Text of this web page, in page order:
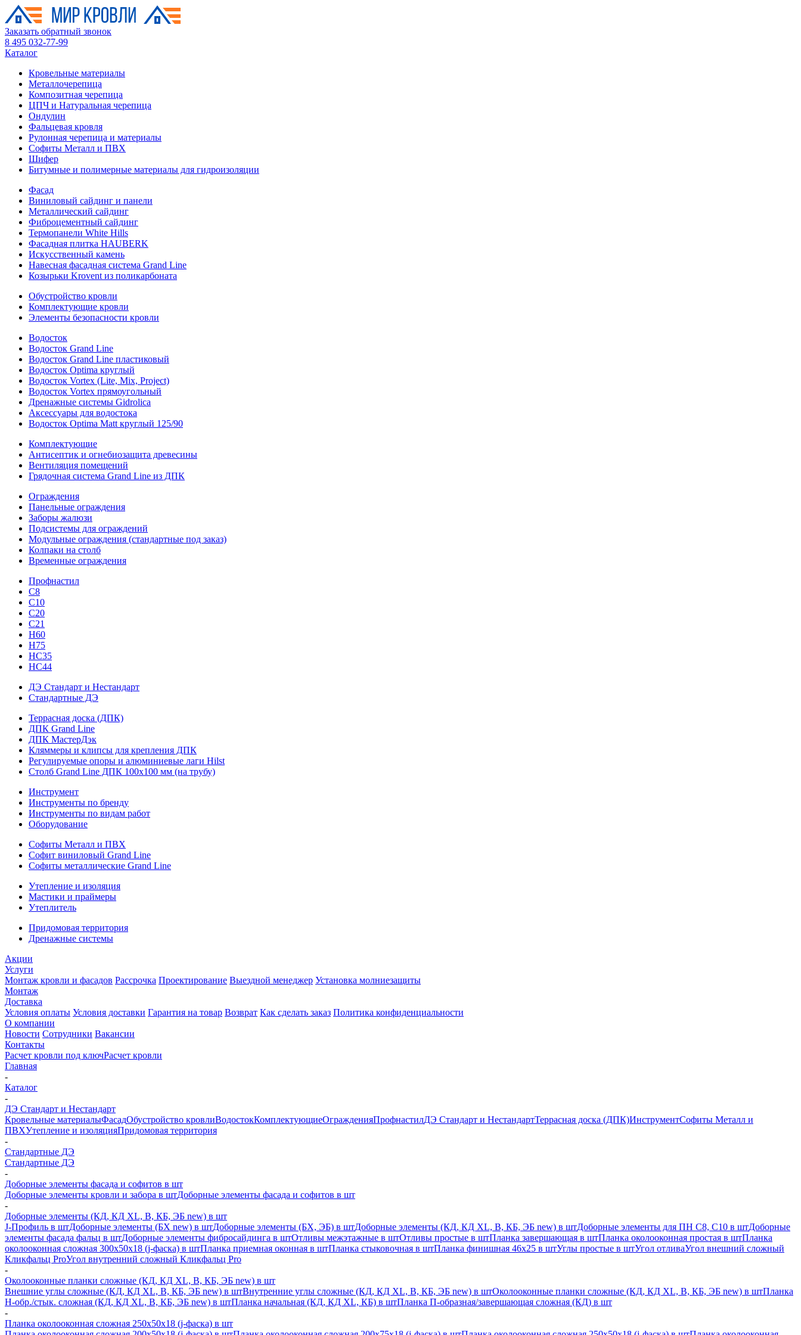
Заказать обратный звонок
8 495 032-77-99
Каталог
Кровельные материалы
Металлочерепица
Композитная черепица
ЦПЧ и Натуральная черепица
Ондулин
Фальцевая кровля
Рулонная черепица и материалы
Софиты Металл и ПВХ
Шифер
Битумные и полимерные материалы для гидроизоляции
Фасад
Виниловый сайдинг и панели
Металлический сайдинг
Фиброцементный сайдинг
Термопанели White Hills
Фасадная плитка HAUBERK
Искусственный камень
Навесная фасадная система Grand Line
Козырьки Krovent из поликарбоната
Обустройство кровли
Комплектующие кровли
Элементы безопасности кровли
Водосток
Водосток Grand Line
Водосток Grand Line пластиковый
Водосток Optima круглый
Водосток Vortex (Lite, Mix, Project)
Водосток Vortex прямоугольный
Дренажные системы Gidrolica
Аксессуары для водостока
Водосток Optima Matt круглый 125/90
Комплектующие
Антисептик и огнебиозащита древесины
Вентиляция помещений
Грядочная система Grand Line из ДПК
Ограждения
Панельные ограждения
Заборы жалюзи
Подсистемы для ограждений
Модульные ограждения (стандартные под заказ)
Колпаки на столб
Временные ограждения
Профнастил
С8
С10
С20
С21
H60
H75
HС35
НС44
ДЭ Стандарт и Нестандарт
Стандартные ДЭ
Террасная доска (ДПК)
ДПК Grand Line
ДПК МастерДэк
Кляммеры и клипсы для крепления ДПК
Регулируемые опоры и алюминиевые лаги Hilst
Столб Grand Line ДПК 100х100 мм (на трубу)
Инструмент
Инструменты по бренду
Инструменты по видам работ
Оборудование
Софиты Металл и ПВХ
Софит виниловый Grand Line
Софиты металлические Grand Line
Утепление и изоляция
Мастики и праймеры
Утеплитель
Придомовая территория
Дренажные системы
Акции
Услуги
Монтаж кровли и фасадов Рассрочка Проектирование Выездной менеджер Установка молниезащиты
Монтаж
Доставка
Условия оплаты Условия доставки Гарантия на товар Возврат Как сделать заказ Политика конфиденциальности
О компании
Новости Сотрудники Вакансии
Контакты
Расчет кровли под ключРасчет кровли
Главная
-
Каталог
-
ДЭ Стандарт и Нестандарт
Кровельные материалыФасадОбустройство кровлиВодостокКомплектующиеОгражденияПрофнастилДЭ Стандарт и НестандартТеррасная доска (ДПК)ИнструментСофиты Металл и
ПВХУтепление и изоляцияПридомовая территория
-
Стандартные ДЭ
Стандартные ДЭ
-
Доборные элементы фасада и софитов в шт
Доборные элементы кровли и забора в штДоборные элементы фасада и софитов в шт
-
Доборные элементы (КД, КД XL, В, КБ, ЭБ new) в шт
J-Профиль в штДоборные элементы (БХ new) в штДоборные элементы (БХ, ЭБ) в штДоборные элементы (КД, КД XL, В, КБ, ЭБ new) в штДоборные элементы для ПН С8, С10 в штДоборные
элементы фасада фальц в штДоборные элементы фибросайдинга в штОтливы межэтажные в штОтливы простые в штПланка завершающая в штПланка околооконная простая в штПланка
околооконная сложная 300х50х18 (j-фаска) в штПланка приемная оконная в штПланка стыковочная в штПланка финишная 46х25 в штУглы простые в штУгол отливаУгол внешний сложный
Кликфальц ProУгол внутренний сложный Кликфальц Pro
-
Околооконные планки сложные (КД, КД XL, В, КБ, ЭБ new) в шт
Внешние углы сложные (КД, КД XL, В, КБ, ЭБ new) в штВнутренние углы сложные (КД, КД XL, В, КБ, ЭБ new) в штОколооконные планки сложные (КД, КД XL, В, КБ, ЭБ new) в штПланка
H-обр./стык. сложная (КД, КД XL, В, КБ, ЭБ new) в штПланка начальная (КД, КД XL, КБ) в штПланка П-образная/завершающая сложная (КД) в шт
-
Планка околооконная сложная 250х50х18 (j-фаска) в шт